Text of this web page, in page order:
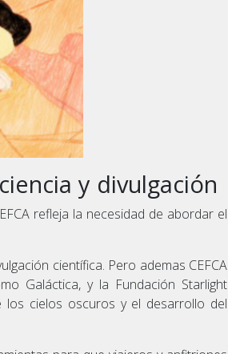
y divulgación
refleja la necesidad de abordar el
científica. Pero ademas CEFCA
Galáctica, y la Fundación Starlight
cielos oscuros y el desarrollo del